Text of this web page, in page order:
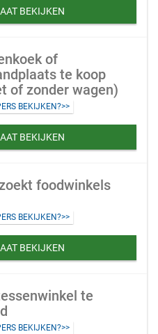
BEKIJKEN
of
te koop
of zonder wagen)
BEKIJKEN?>>
BEKIJKEN
foodwinkels
BEKIJKEN?>>
BEKIJKEN
te
BEKIJKEN?>>